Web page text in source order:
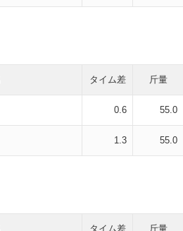
タイム差 斤量
0.6 55.0
1.3 55.0
タイム差 斤量